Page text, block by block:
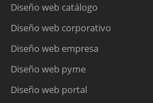
Diseño web catálogo
Diseño web corporativo
Diseño web empresa
Diseño web pyme
Diseño web portal